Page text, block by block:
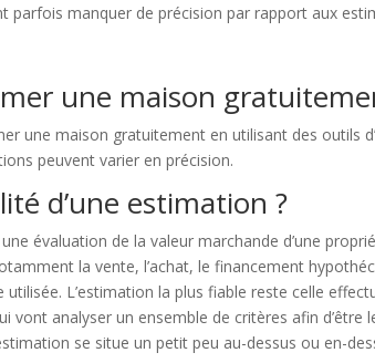
parfois manquer de précision par rapport aux
une maison
une maison gratuitement en utilisant des outils
peuvent varier en précision.
d’une estimation ?
évaluation de la valeur marchande d’une
la vente, l’achat, le financement
L’estimation la plus fiable reste celle
vont analyser un ensemble de critères afin d’être
se situe un petit peu au-dessus ou en-